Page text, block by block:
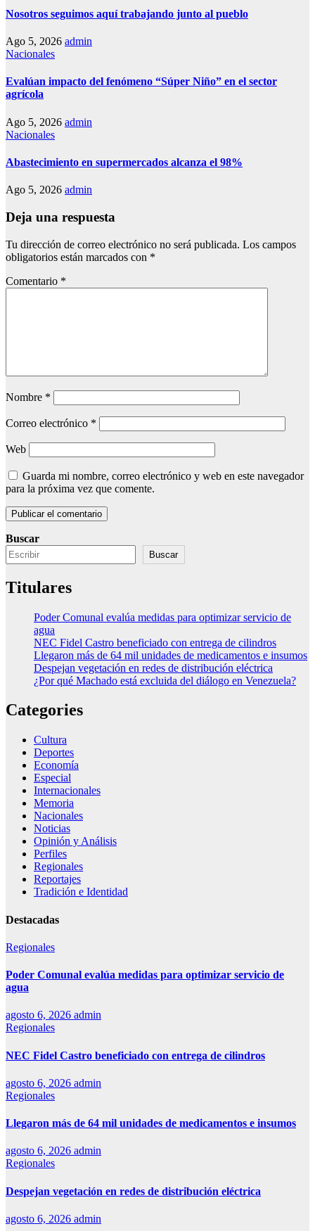
Nosotros seguimos aquí trabajando junto al pueblo
Ago 5, 2026 admin
Nacionales
Evalúan impacto del fenómeno “Súper Niño” en el sector
agrícola
Ago 5, 2026 admin
Nacionales
Abastecimiento en supermercados alcanza el 98%
Ago 5, 2026 admin
Deja una respuesta
Tu dirección de correo electrónico no será publicada. Los campos
obligatorios están marcados con *
Comentario *
Nombre *
Correo electrónico *
Web
Guarda mi nombre, correo electrónico y web en este navegador
para la próxima vez que comente.
Buscar
Buscar
Titulares
Poder Comunal evalúa medidas para optimizar servicio de
agua
NEC Fidel Castro beneficiado con entrega de cilindros
Llegaron más de 64 mil unidades de medicamentos e insumos
Despejan vegetación en redes de distribución eléctrica
¿Por qué Machado está excluida del diálogo en Venezuela?
Categories
Cultura
Deportes
Economía
Especial
Internacionales
Memoria
Nacionales
Noticias
Opinión y Análisis
Perfiles
Regionales
Reportajes
Tradición e Identidad
Destacadas
Regionales
Poder Comunal evalúa medidas para optimizar servicio de
agua
agosto 6, 2026 admin
Regionales
NEC Fidel Castro beneficiado con entrega de cilindros
agosto 6, 2026 admin
Regionales
Llegaron más de 64 mil unidades de medicamentos e insumos
agosto 6, 2026 admin
Regionales
Despejan vegetación en redes de distribución eléctrica
agosto 6, 2026 admin